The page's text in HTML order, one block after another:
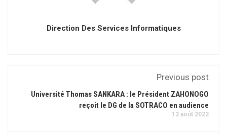
Direction Des Services Informatiques
Previous post
Université Thomas SANKARA : le Président ZAHONOGO
reçoit le DG de la SOTRACO en audience
12 août 2022